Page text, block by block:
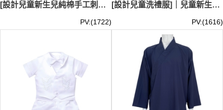
[設計兒童新生兒純棉手工刺繡洗禮小白衣]｜紀念品小白衣｜背後可手寫名字｜ SKPT079
PV:(1722)
[設計兒童洗禮服]｜兒童新生兒刺繡洗禮小白衣｜紀念品小白衣｜ SKPT078
PV:(1616)